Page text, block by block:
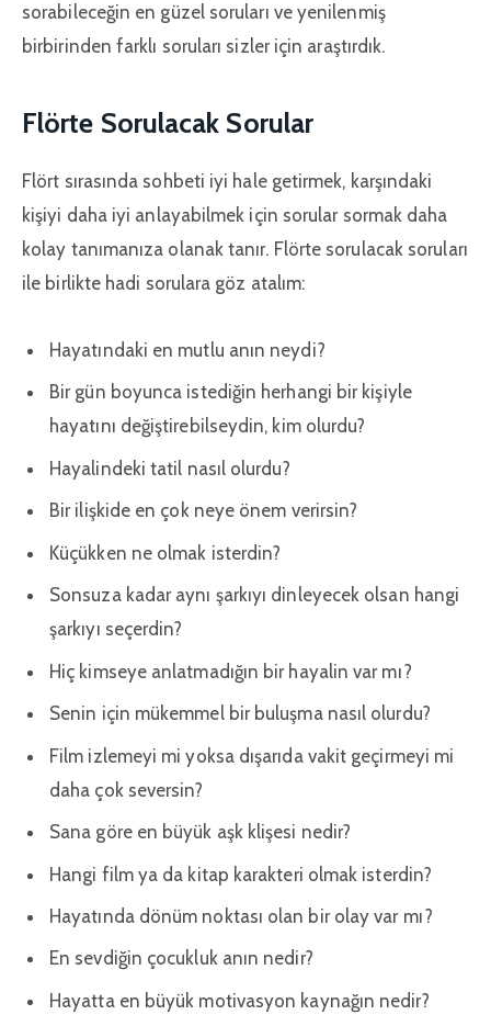
sorabileceğin en güzel soruları ve yenilenmiş
birbirinden farklı soruları sizler için araştırdık.
Flörte Sorulacak Sorular
Flört sırasında sohbeti iyi hale getirmek, karşındaki
kişiyi daha iyi anlayabilmek için sorular sormak daha
kolay tanımanıza olanak tanır. Flörte sorulacak soruları
ile birlikte hadi sorulara göz atalım:
Hayatındaki en mutlu anın neydi?
Bir gün boyunca istediğin herhangi bir kişiyle
hayatını değiştirebilseydin, kim olurdu?
Hayalindeki tatil nasıl olurdu?
Bir ilişkide en çok neye önem verirsin?
Küçükken ne olmak isterdin?
Sonsuza kadar aynı şarkıyı dinleyecek olsan hangi
şarkıyı seçerdin?
Hiç kimseye anlatmadığın bir hayalin var mı?
Senin için mükemmel bir buluşma nasıl olurdu?
Film izlemeyi mi yoksa dışarıda vakit geçirmeyi mi
daha çok seversin?
Sana göre en büyük aşk klişesi nedir?
Hangi film ya da kitap karakteri olmak isterdin?
Hayatında dönüm noktası olan bir olay var mı?
En sevdiğin çocukluk anın nedir?
Hayatta en büyük motivasyon kaynağın nedir?